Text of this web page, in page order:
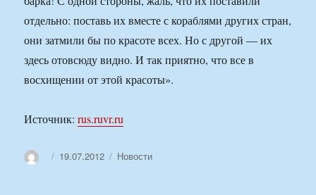
отдельно: поставь их вместе с кораблями других стран,
они затмили бы по красоте всех. Но с другой — их
здесь отовсюду видно. И так приятно, что все в
восхищении от этой красоты».
Источник:rus.ruvr.ru
АвторОпубликовано
19.07.2012 Рубрики
Новости